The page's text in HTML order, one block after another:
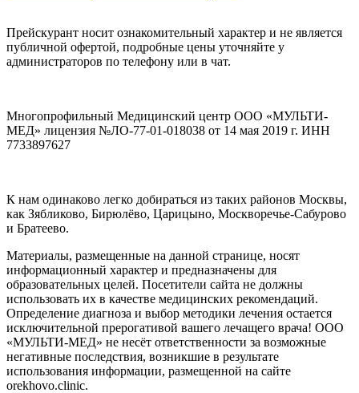
Прейскурант носит ознакомительный характер и не является
публичной офертой, подробные цены уточняйте у
администраторов по телефону или в чат.
Многопрофильный Медицинский центр ООО «МУЛЬТИ-
МЕД» лицензия №ЛО-77-01-018038 от 14 мая 2019 г. ИНН
7733897627
К нам одинаково легко добираться из таких районов Москвы,
как Зябликово, Бирюлёво, Царицыно, Москворечье-Сабурово
и Братеево.
Материалы, размещенные на данной странице, носят
информационный характер и предназначены для
образовательных целей. Посетители сайта не должны
использовать их в качестве медицинских рекомендаций.
Определение диагноза и выбор методики лечения остается
исключительной прерогативой вашего лечащего врача! ООО
«МУЛЬТИ-МЕД» не несёт ответственности за возможные
негативные последствия, возникшие в результате
использования информации, размещенной на сайте
orekhovo.clinic.